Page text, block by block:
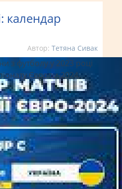
календар
Автор: Тетяна Сивак
з футболу у 2023 році
Європи-2024,